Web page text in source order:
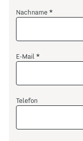
Nachname
E-Mail
Telefon